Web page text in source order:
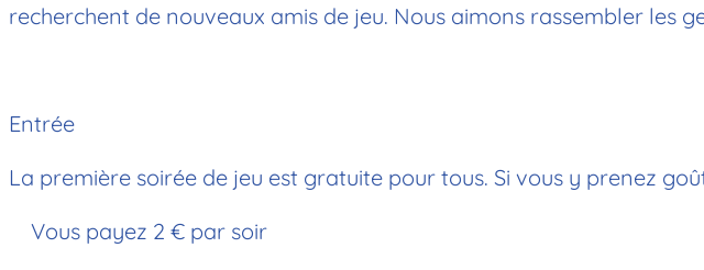
recherchent de nouveaux amis de jeu. Nous aimons rassembler les
Entrée
La première soirée de jeu est gratuite pour tous. Si vous y prenez
Vous payez 2 € par soir